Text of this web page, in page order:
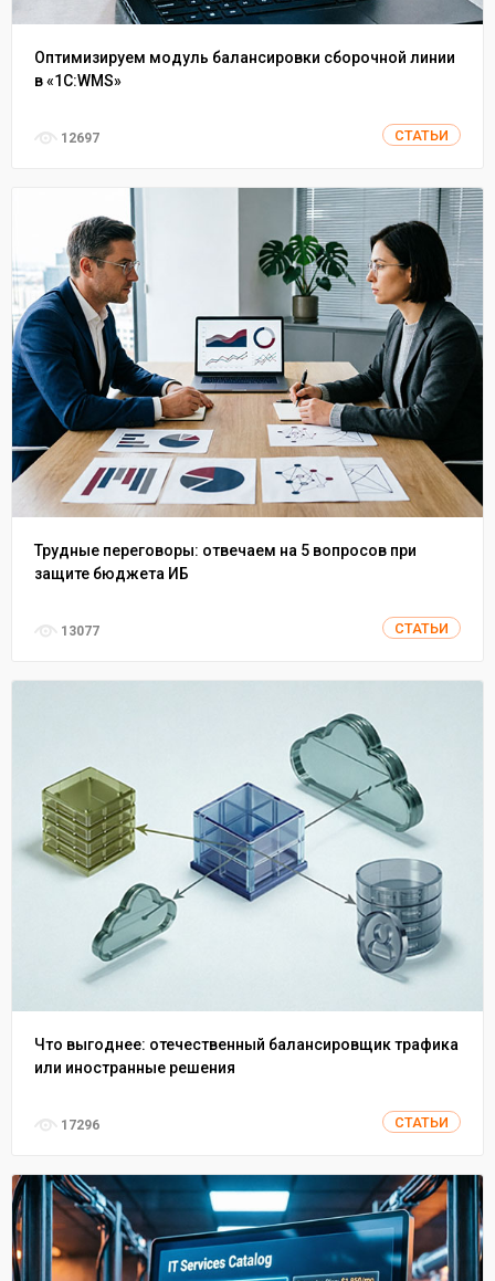
Оптимизируем модуль балансировки сборочной линии
в «1С:WMS»
12697 СТАТЬИ
Трудные переговоры: отвечаем на 5 вопросов при
защите бюджета ИБ
13077 СТАТЬИ
Что выгоднее: отечественный балансировщик трафика
или иностранные решения
17296 СТАТЬИ